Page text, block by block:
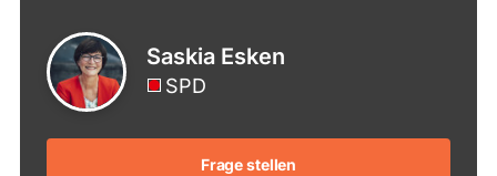
Saskia Esken
SPD
Frage stellen